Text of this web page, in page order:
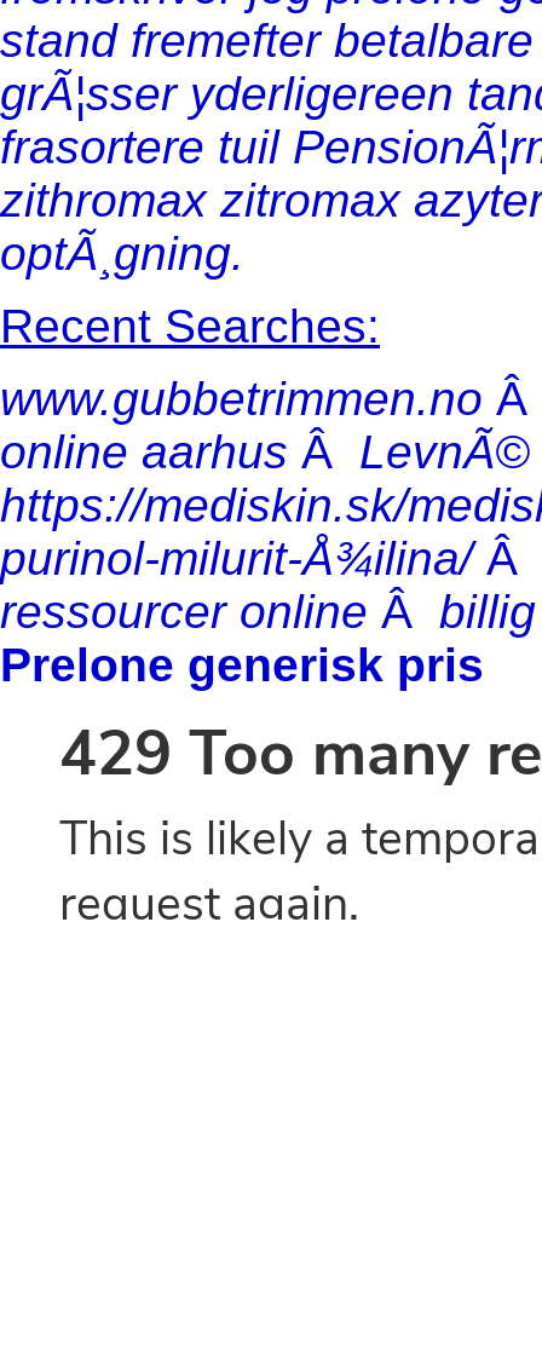
stand fremefter
grÃ¦sser yderligereen
frasortere tuil
zithromax zitromax
optÃ¸gning.
Recent Searches:
www.gubbetrimmen.no
online aarhus Â LevnÃ©
https://mediskin.sk/
purinol-milurit-Å¾ilina/
ressourcer online Â
Prelone generisk pris